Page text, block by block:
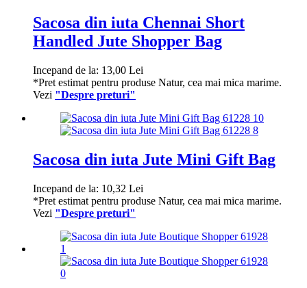
Sacosa din iuta Chennai Short
Handled Jute Shopper Bag
Incepand de la: 13,00 Lei
*Pret estimat pentru produse Natur, cea mai mica marime.
Vezi "Despre preturi"
Sacosa din iuta Jute Mini Gift Bag
Incepand de la: 10,32 Lei
*Pret estimat pentru produse Natur, cea mai mica marime.
Vezi "Despre preturi"